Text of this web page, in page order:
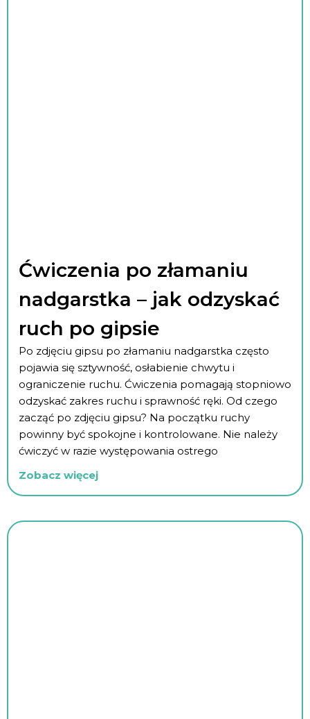
Ćwiczenia po złamaniu
nadgarstka – jak odzyskać
ruch po gipsie
Po zdjęciu gipsu po złamaniu nadgarstka często
pojawia się sztywność, osłabienie chwytu i
ograniczenie ruchu. Ćwiczenia pomagają stopniowo
odzyskać zakres ruchu i sprawność ręki. Od czego
zacząć po zdjęciu gipsu? Na początku ruchy
powinny być spokojne i kontrolowane. Nie należy
ćwiczyć w razie występowania ostrego
Zobacz więcej